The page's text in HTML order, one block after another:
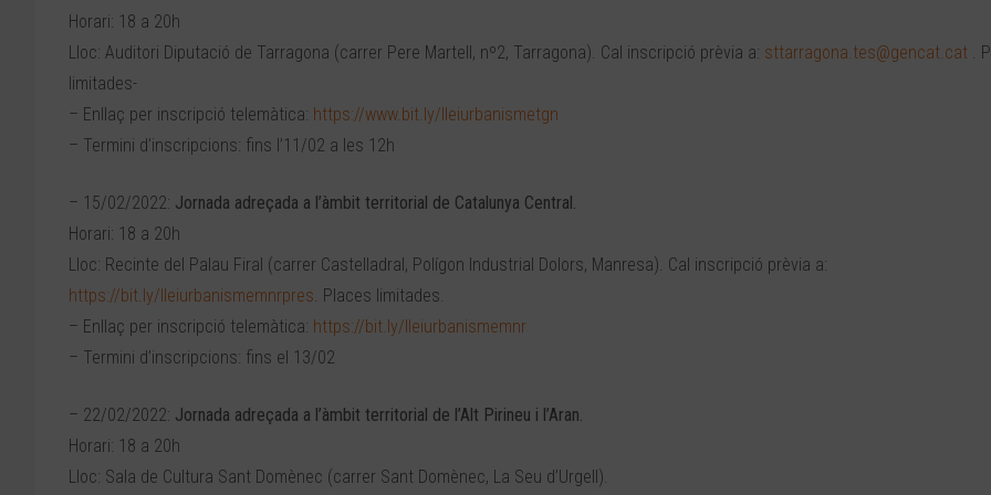
Horari: 18 a 20h
Lloc: Auditori Diputació de Tarragona (carrer Pere Martell, nº2, Tarragona). Cal inscripció prèvia a: sttarragona.tes@gencat.cat .
limitades-
– Enllaç per inscripció telemàtica: https://www.bit.ly/lleiurbanismetgn
– Termini d’inscripcions: fins l’11/02 a les 12h
– 15/02/2022: Jornada adreçada a l’àmbit territorial de Catalunya Central.
Horari: 18 a 20h
Lloc: Recinte del Palau Firal (carrer Castelladral, Polígon Industrial Dolors, Manresa). Cal inscripció prèvia a:
https://bit.ly/lleiurbanismemnrpres. Places limitades.
– Enllaç per inscripció telemàtica: https://bit.ly/lleiurbanismemnr
– Termini d’inscripcions: fins el 13/02
– 22/02/2022: Jornada adreçada a l’àmbit territorial de l’Alt Pirineu i l’Aran.
Horari: 18 a 20h
Lloc: Sala de Cultura Sant Domènec (carrer Sant Domènec, La Seu d’Urgell).